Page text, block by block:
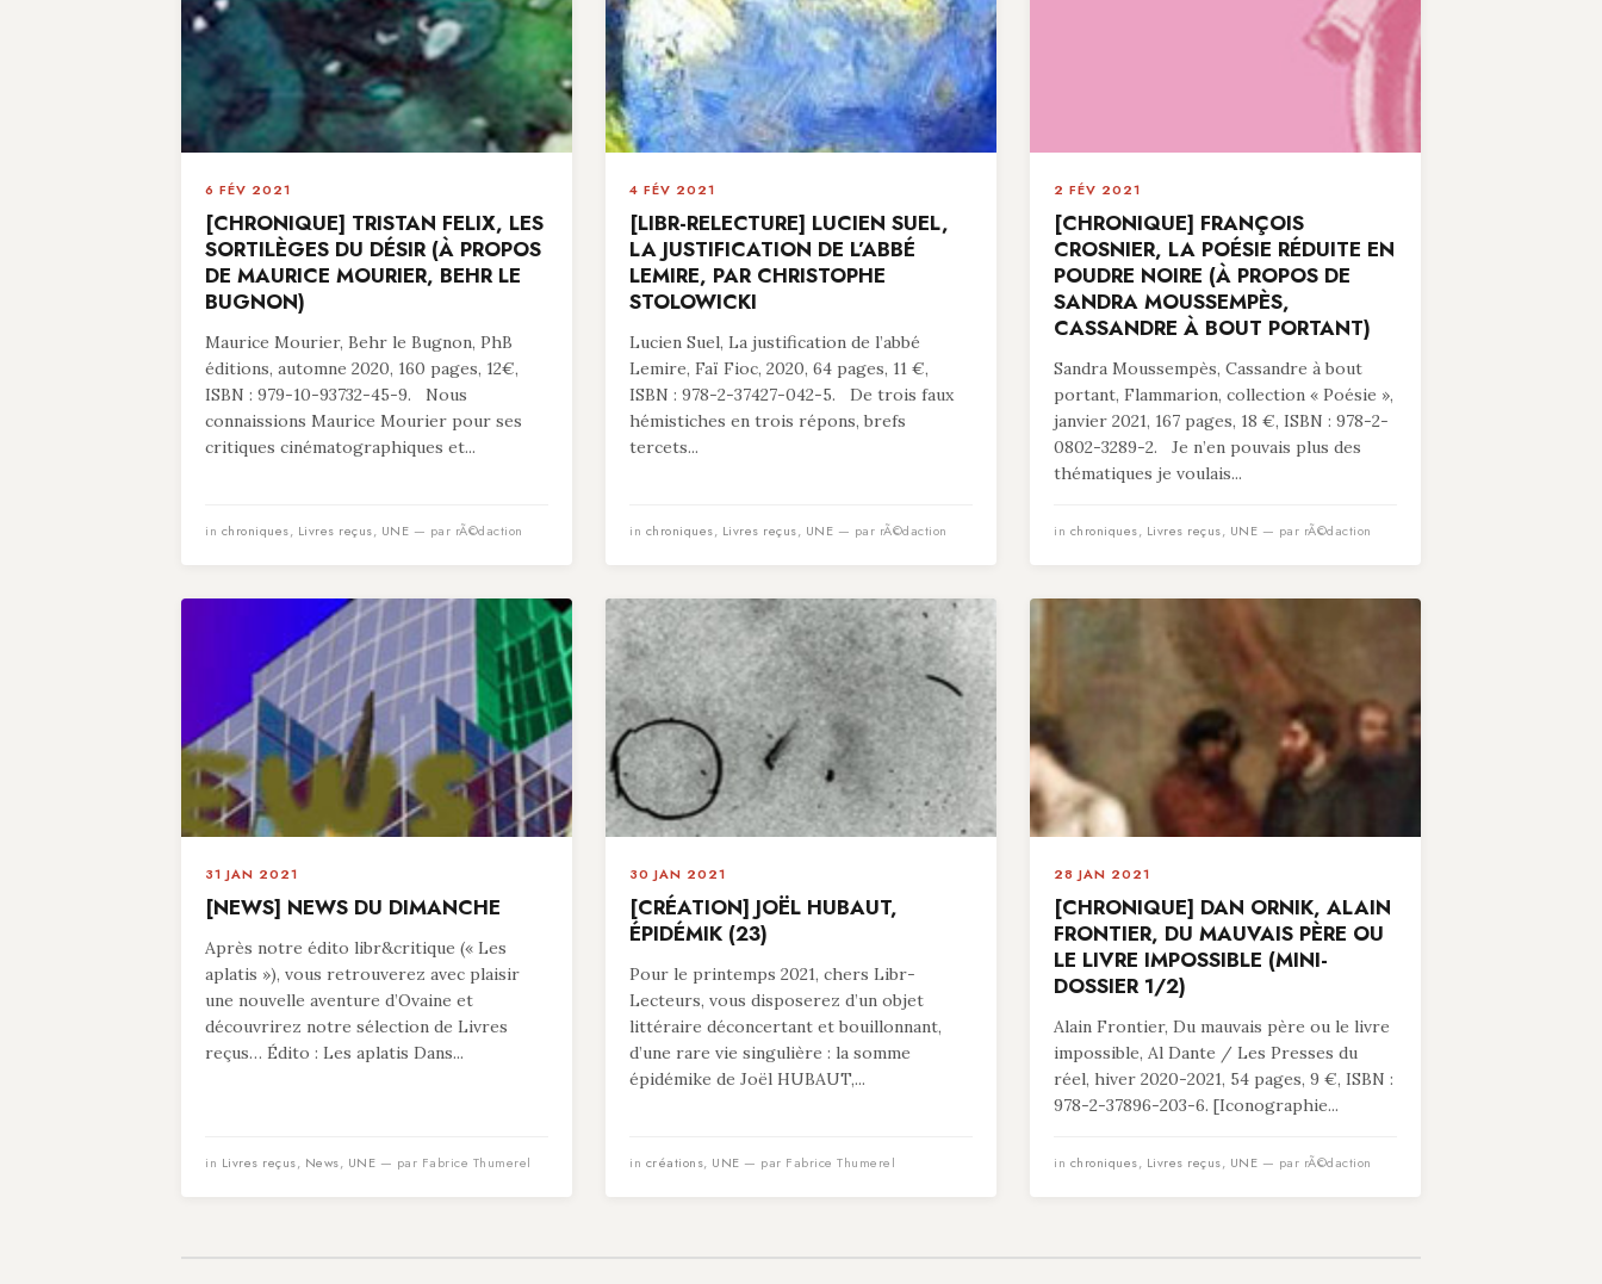
6 FÉV 2021
[CHRONIQUE] TRISTAN FELIX, LES
SORTILÈGES DU DÉSIR (À PROPOS
DE MAURICE MOURIER, BEHR LE
BUGNON)
Maurice Mourier, Behr le Bugnon, PhB
éditions, automne 2020, 160 pages, 12€,
ISBN : 979-10-93732-45-9. Nous
connaissions Maurice Mourier pour ses
critiques cinématographiques et...
in chroniques, Livres reçus, UNE — par rÃ©daction
4 FÉV 2021
[LIBR-RELECTURE] LUCIEN SUEL,
LA JUSTIFICATION DE L’ABBÉ
LEMIRE, PAR CHRISTOPHE
STOLOWICKI
Lucien Suel, La justification de l’abbé
Lemire, Faï Fioc, 2020, 64 pages, 11 €,
ISBN : 978-2-37427-042-5. De trois faux
hémistiches en trois répons, brefs
tercets...
in chroniques, Livres reçus, UNE — par rÃ©daction
2 FÉV 2021
[CHRONIQUE] FRANÇOIS
CROSNIER, LA POÉSIE RÉDUITE EN
POUDRE NOIRE (À PROPOS DE
SANDRA MOUSSEMPÈS,
CASSANDRE À BOUT PORTANT)
Sandra Moussempès, Cassandre à bout
portant, Flammarion, collection « Poésie »,
janvier 2021, 167 pages, 18 €, ISBN : 978-2-
0802-3289-2. Je n’en pouvais plus des
thématiques je voulais...
in chroniques, Livres reçus, UNE — par rÃ©daction
31 JAN 2021
[NEWS] NEWS DU DIMANCHE
Après notre édito libr&critique (« Les
aplatis »), vous retrouverez avec plaisir
une nouvelle aventure d’Ovaine et
découvrirez notre sélection de Livres
reçus… Édito : Les aplatis Dans...
in Livres reçus, News, UNE — par Fabrice Thumerel
30 JAN 2021
[CRÉATION] JOËL HUBAUT,
ÉPIDÉMIK (23)
Pour le printemps 2021, chers Libr-
Lecteurs, vous disposerez d’un objet
littéraire déconcertant et bouillonnant,
d’une rare vie singulière : la somme
épidémike de Joël HUBAUT,...
in créations, UNE — par Fabrice Thumerel
28 JAN 2021
[CHRONIQUE] DAN ORNIK, ALAIN
FRONTIER, DU MAUVAIS PÈRE OU
LE LIVRE IMPOSSIBLE (MINI-
DOSSIER 1/2)
Alain Frontier, Du mauvais père ou le livre
impossible, Al Dante / Les Presses du
réel, hiver 2020-2021, 54 pages, 9 €, ISBN :
978-2-37896-203-6. [Iconographie...
in chroniques, Livres reçus, UNE — par rÃ©daction